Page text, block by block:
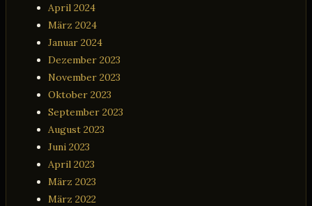
April 2024
März 2024
Januar 2024
Dezember 2023
November 2023
Oktober 2023
September 2023
August 2023
Juni 2023
April 2023
März 2023
März 2022